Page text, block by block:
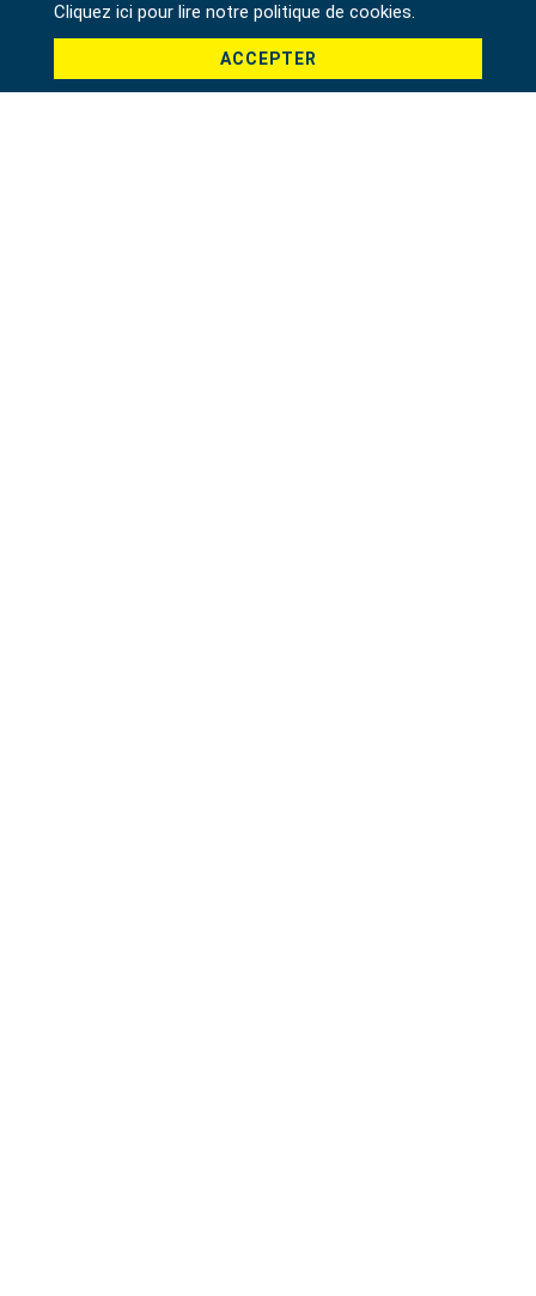
Téléphone
Cliquez ici pour lire notre politique de cookies.
ACCEPTER